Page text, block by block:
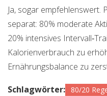
Ja, sogar empfehlenswert.
separat: 80% moderate
20% intensives
Kalorienverbrauch zu
Ernährungsbalance zu
Schlagwörter: 80/20